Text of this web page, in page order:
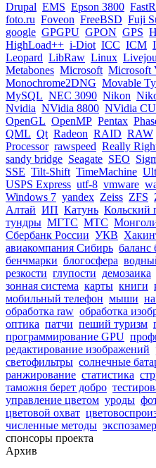
Drupal EMS Epson 3800
foto.ru Foveon FreeBSD Fuji
google GPGPU GPON GPS
HighLoad++ i-Diot ICC ICM
Leopard LibRaw Linux
Metabones Microsoft Microsoft
Monochrome2DNG Movable
MySQL NEC 3090 Nikon
Nvidia NVidia 8800 NVidia
OpenGL OpenMP Pentax
QML Qt Radeon RAID RAW
Processor rawspeed Really
sandy bridge Seagate SEO
SSE Tilt-Shift TimeMachine
USPS Express utf-8 vmware
Windows 7 yandex Zeiss ZFS
Алтай ИП Катунь Кольский
тундры МГТС МТС
Сбербанк России УКВ
авиакомпания Сибирь баланс
бенчмарки блогосфера
резкости глупости демозаика
зонная система карты книги
мобильный телефон мыши
обработка raw обработка
оптика патчи пеший туризм
программирование GPU
редактирование изображений
светофильтры солнечные
ранжирование статистика
таможня берет добро
управление цветом уроды
цветовой охват
численные методы экспозамер
спонсоры проекта
Архив